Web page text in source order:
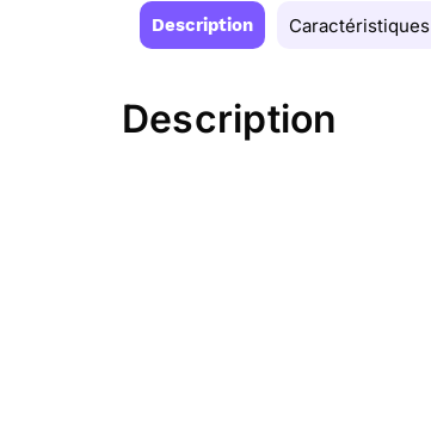
Description Caractéristiques
Description